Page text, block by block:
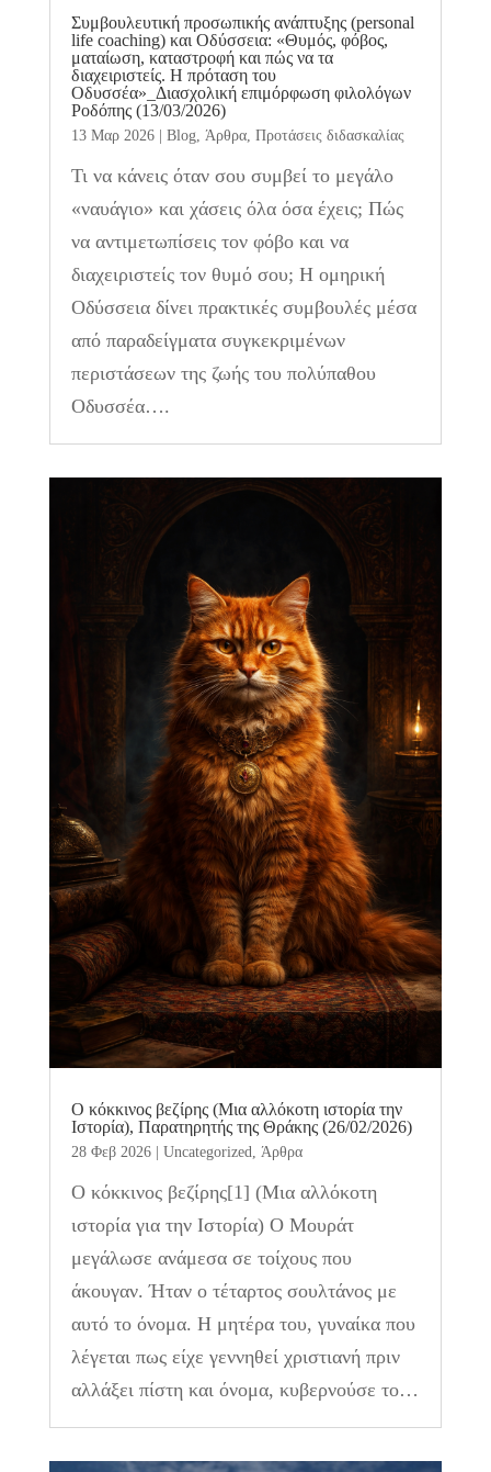
Συμβουλευτική προσωπικής ανάπτυξης (personal
life coaching) και Οδύσσεια: «Θυμός, φόβος,
ματαίωση, καταστροφή και πώς να τα
διαχειριστείς. Η πρόταση του
Οδυσσέα»_Διασχολική επιμόρφωση φιλολόγων
Ροδόπης (13/03/2026)
13 Μαρ 2026| Blog, Άρθρα, Προτάσεις διδασκαλίας
Τι να κάνεις όταν σου συμβεί το μεγάλο
«ναυάγιο» και χάσεις όλα όσα έχεις; Πώς
να αντιμετωπίσεις τον φόβο και να
διαχειριστείς τον θυμό σου; Η ομηρική
Οδύσσεια δίνει πρακτικές συμβουλές μέσα
από παραδείγματα συγκεκριμένων
περιστάσεων της ζωής του πολύπαθου
Οδυσσέα….
Ο κόκκινος βεζίρης (Μια αλλόκοτη ιστορία την
Ιστορία), Παρατηρητής της Θράκης (26/02/2026)
28 Φεβ 2026| Uncategorized Άρθρα
Ο κόκκινος βεζίρης[1] (Μια αλλόκοτη
ιστορία για την Ιστορία) Ο Μουράτ
μεγάλωσε ανάμεσα σε τοίχους που
άκουγαν. Ήταν ο τέταρτος σουλτάνος με
αυτό το όνομα. Η μητέρα του, γυναίκα που
λέγεται πως είχε γεννηθεί χριστιανή πριν
αλλάξει πίστη και όνομα, κυβερνούσε το…